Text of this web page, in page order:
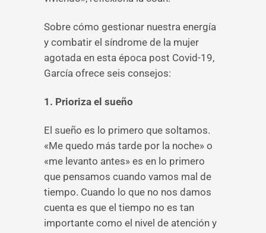
Sobre cómo gestionar nuestra energía
y combatir el síndrome de la mujer
agotada en esta época post Covid-19,
García ofrece seis consejos:
1. Prioriza el sueño
El sueño es lo primero que soltamos.
«Me quedo más tarde por la noche» o
«me levanto antes» es en lo primero
que pensamos cuando vamos mal de
tiempo. Cuando lo que no nos damos
cuenta es que el tiempo no es tan
importante como el nivel de atención y